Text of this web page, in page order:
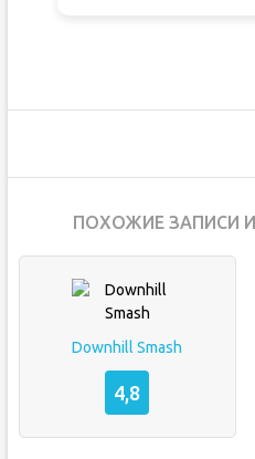
ПОХОЖИЕ ЗАПИСИ
Downhill Smash
4,8